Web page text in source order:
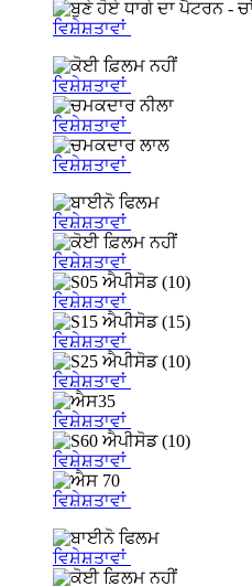
ਵਿਸ਼ੇਸ਼ਤਾਵਾਂ
ਵਿਸ਼ੇਸ਼ਤਾਵਾਂ
ਵਿਸ਼ੇਸ਼ਤਾਵਾਂ
ਵਿਸ਼ੇਸ਼ਤਾਵਾਂ
ਵਿਸ਼ੇਸ਼ਤਾਵਾਂ
ਵਿਸ਼ੇਸ਼ਤਾਵਾਂ
ਵਿਸ਼ੇਸ਼ਤਾਵਾਂ
ਵਿਸ਼ੇਸ਼ਤਾਵਾਂ
ਵਿਸ਼ੇਸ਼ਤਾਵਾਂ
ਵਿਸ਼ੇਸ਼ਤਾਵਾਂ
ਵਿਸ਼ੇਸ਼ਤਾਵਾਂ
ਵਿਸ਼ੇਸ਼ਤਾਵਾਂ
ਵਿਸ਼ੇਸ਼ਤਾਵਾਂ